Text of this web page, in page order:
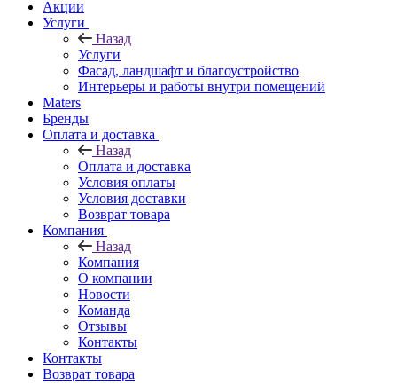
Акции
Услуги
Назад
Услуги
Фасад, ландшафт и благоустройство
Интерьеры и работы внутри помещений
Maters
Бренды
Оплата и доставка
Назад
Оплата и доставка
Условия оплаты
Условия доставки
Возврат товара
Компания
Назад
Компания
О компании
Новости
Команда
Отзывы
Контакты
Контакты
Возврат товара